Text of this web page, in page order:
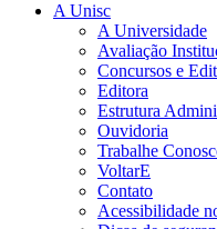
A Unisc
A Universidade
Avaliação
Concursos e
Editora
Estrutura
Ouvidoria
Trabalhe
VoltarE
Contato
Acessibilidade